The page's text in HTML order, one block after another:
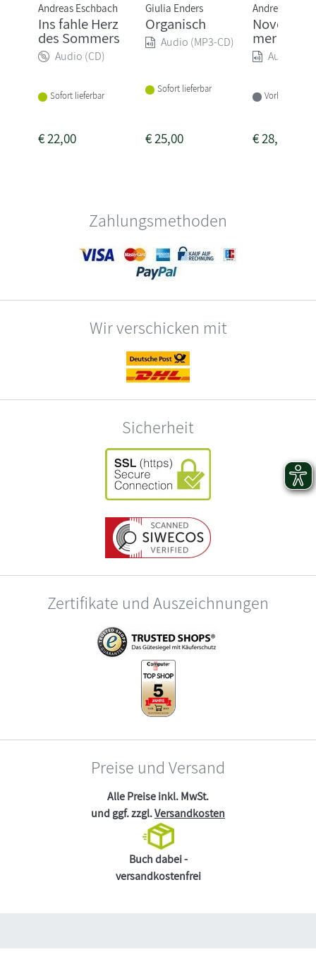
Andreas Eschbach
Ins fahle Herz
des Sommers
Audio (CD)
Sofort lieferbar
€22,00
Giulia Enders
Organisch
Audio (MP3-CD)
Sofort lieferbar
€25,00
Andreas
mer
Audio
Vorbestellbar
€28,00
Zahlungsmethoden
Wir verschicken mit
Sicherheit
Zertifikate und Auszeichnungen
Preise und Versand
Alle Preise inkl. MwSt.
und ggf. zzgl.Versandkosten
Buch dabei -
versandkostenfrei